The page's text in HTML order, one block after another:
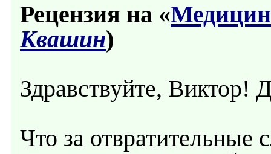
Рецензия на «
Квашин)
Здравствуйте, Виктор!
Что за отвратительные